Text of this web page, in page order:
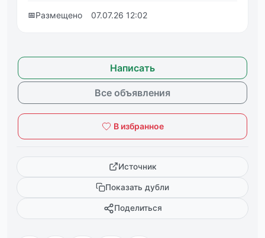
📅Размещено 07.07.26 12:02
Написать
Все объявления
В избранное
Источник
Показать дубли
Поделиться